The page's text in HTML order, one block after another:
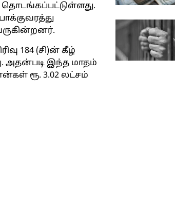
தொடங்கப்பட்டுள்ளது.
184 (சி)ன் கீழ்
அதன்படி இந்த மாதம்
ரூ. 3.02 லட்சம்